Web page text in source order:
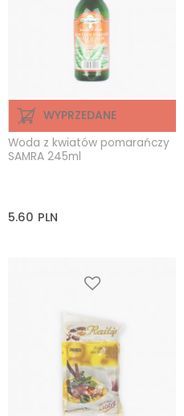
WYPRZEDANE
Woda z kwiatów pomarańczy
SAMRA 245ml
5.60 PLN